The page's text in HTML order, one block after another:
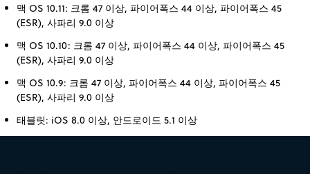
맥 OS 10.11: 크롬 47 이상, 파이어폭스 44 이상, 파이어폭스 45
(ESR), 사파리 9.0 이상
맥 OS 10.10: 크롬 47 이상, 파이어폭스 44 이상, 파이어폭스 45
(ESR), 사파리 9.0 이상
맥 OS 10.9: 크롬 47 이상, 파이어폭스 44 이상, 파이어폭스 45
(ESR), 사파리 9.0 이상
태블릿: iOS 8.0 이상, 안드로이드 5.1 이상